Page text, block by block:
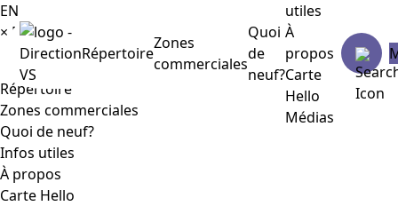
Répertoire
Zones
commerciales
Quoi
de
neuf?
utiles
À
propos
Carte
Hello
Médias
EN
× Menu
Répertoire
Zones commerciales
Quoi de neuf?
Infos utiles
À propos
Carte Hello